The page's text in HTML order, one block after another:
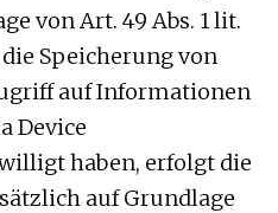
von Art. 49 Abs. 1 lit.
die Speicherung von
auf Informationen
Device
haben, erfolgt die
auf Grundlage